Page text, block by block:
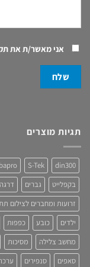
אני מאשר/ת את
תגיות מוצרים
din300
S-Tek
בקפלייט
גברים
זרועות ומחברים לצילום
ילדים
כובע כפפות
מחשב צלילה
מסיכות
סאפים
סנפירים